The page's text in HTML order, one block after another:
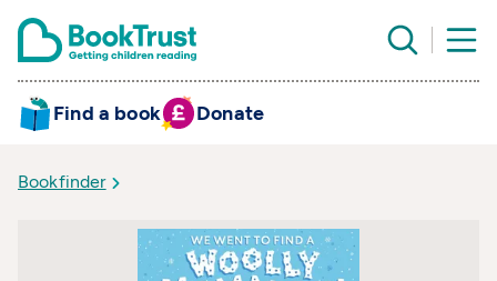
Find a book Donate
Bookfinder